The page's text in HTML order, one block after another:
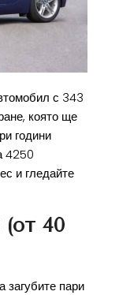
с 343
която ще
години
4250
и гледайте
(от 40
загубите пари